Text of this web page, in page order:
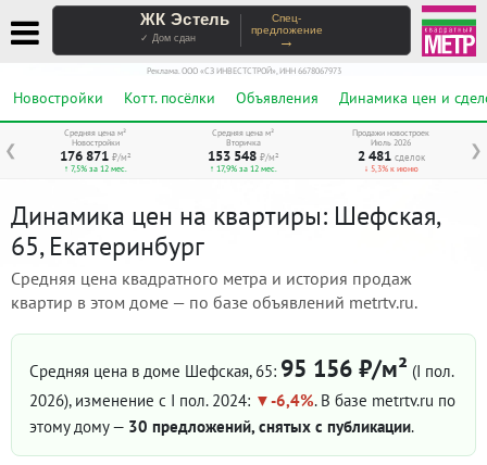
ЖК Эстель
✓ Дом сдан
Спец-
предложение
→
Реклама. ООО «СЗ ИНВЕСТСТРОЙ», ИНН 6678067973
Новостройки Котт. посёлки Объявления Динамика цен и
❮ ❯
Средняя цена м²
Новостройки
176 871 ₽/м²
↑ 7,5% за 12 мес.
Средняя цена м²
Вторичка
153 548 ₽/м²
↑ 17,9% за 12 мес.
Продажи новостроек
Июль 2026
2 481 сделок
↓ 5,3% к июню
Динамика цен на квартиры: Шефская,
65, Екатеринбург
Средняя цена квадратного метра и история продаж
квартир в этом доме — по базе объявлений metrtv.ru.
Средняя цена в доме Шефская, 65: 95 156 ₽/м² (I пол.
2026), изменение с I пол. 2024: -6,4%. В базе metrtv.ru по
этому дому — 30 предложений, снятых с публикации.